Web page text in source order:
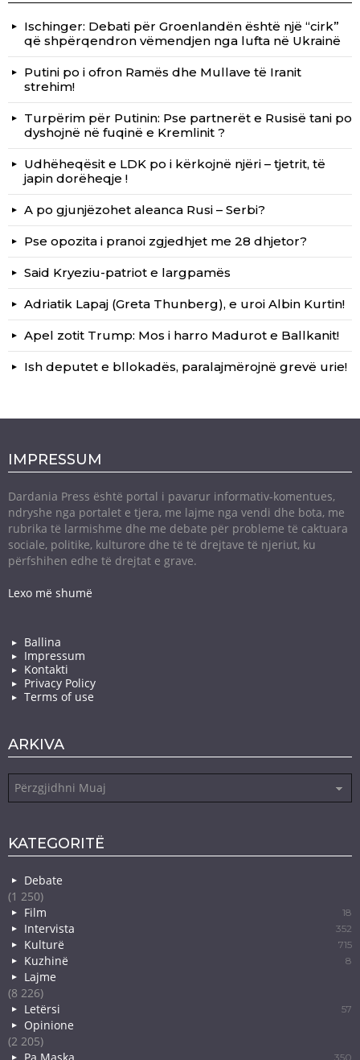
Ischinger: Debati për Groenlandën është një “cirk”
që shpërqendron vëmendjen nga lufta në Ukrainë
Putini po i ofron Ramës dhe Mullave të Iranit
strehim!
Turpërim për Putinin: Pse partnerët e Rusisë tani po
dyshojnë në fuqinë e Kremlinit ?
Udhëheqësit e LDK po i kërkojnë njëri – tjetrit, të
japin dorëheqje !
A po gjunjëzohet aleanca Rusi – Serbi?
Pse opozita i pranoi zgjedhjet me 28 dhjetor?
Said Kryeziu-patriot e largpamës
Adriatik Lapaj (Greta Thunberg), e uroi Albin Kurtin!
Apel zotit Trump: Mos i harro Madurot e Ballkanit!
Ish deputet e bllokadës, paralajmërojnë grevë urie!
IMPRESSUM
Dardania Press është portal i pavarur informativ-komentues,
ndryshe nga portalet e tjera, me lajme nga vendi dhe bota, me
rubrika të larmishme dhe me debate për probleme të caktuara
sociale, politike, kulturore dhe të të drejtave të njeriut, ku
përfshihen edhe të drejtat e grave.
Lexo më shumë
Ballina
Impressum
Kontakti
Privacy Policy
Terms of use
ARKIVA
KATEGORITË
Debate
(1 250)
Film
18
Intervista 352
Kulturë 715
Kuzhinë 8
Lajme
(8 226)
Letërsi
57
Opinione
(2 205)
350